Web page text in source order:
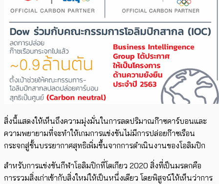
สิ่งนี้แสดงให้เห็นถึงความมุ่งมั่นในการลดปริมาณก๊าซคาร์บอนและ
ความพยายามที่จะทำให้เกมการแข่งขันไม่มีการปล่อยก๊าซเรือน
กระจกสู่ชั้นบรรยากาศสุทธิเพิ่มขึ้นจากการดำเนินงานของโอลิมปิก
สำหรับการแข่งขันกีฬาโอลิมปิกที่โตเกียว 2020 สิ่งที่เป็นมรดกคือ
การรวมสิ่งเก่าเข้ากับสิ่งใหม่ให้เป็นหนึ่งเดียว โดยพิสูจน์ให้เห็นว่าการ